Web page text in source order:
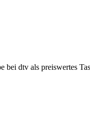
dtv als preiswertes